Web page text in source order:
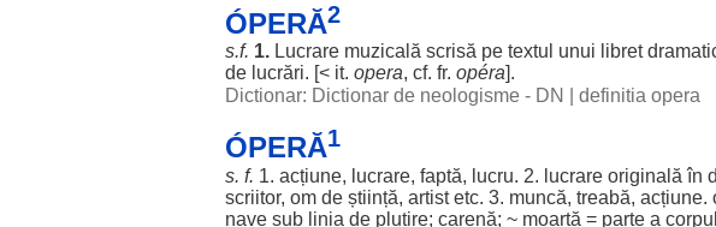
ÓPERĂ2
s.f. 1. Lucrare muzicală scrisă pe textul unui libret
de lucrări. [< it. opera, cf. fr. opéra].
Dictionar: Dictionar de neologisme - DN
definitia opera
ÓPERĂ1
s. f. 1. acțiune, lucrare, faptă, lucru. 2. lucrare originală în
scriitor, om de știință, artistetc. 3. muncă, treabă, acțiune.
nave sub linia de plutire; carenă; ~ moartă = parte a